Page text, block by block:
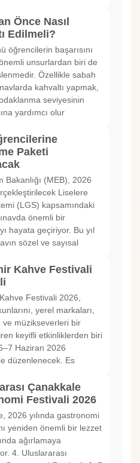
Önce Nasıl
Edilmeli?
öğrencilerin başarısını
unsurlardan biri de
Özellikle sabah
kahvaltı yapmak,
seviyesinin
yardımcı olur
Paketi
Bakanlığı (MEB), 2026
Liselere
(LGS) kapsamındaki
önemli bir
hayata geçiriyor. Bu yıl
sözel ve sayısal
Kahve Festivali
Festivali 2026,
yerel markaları,
ve müzikseverleri bir
keyifli etkinliklerden biri
Haziran 2026
düzenlenecek. Es
Çanakkale
Festivali 2026
2026 yılında gastronomi
yeniden önemli bir lezzet
ağırlamaya
4. Uluslararası